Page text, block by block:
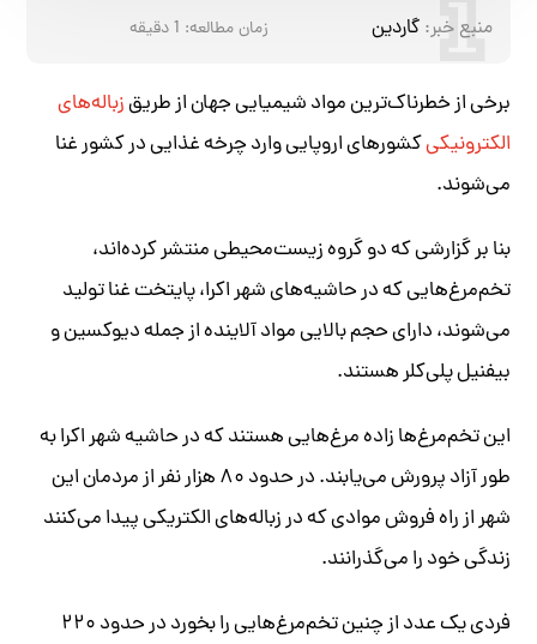
منبع خبر: گاردین زمان مطالعه: 1دقیقه
برخی از خطرناک‌ترین مواد شیمیایی جهان از طریقزباله‌های
الکترونیکیکشورهای اروپایی وارد چرخه غذایی در کشور غنا
می‌شوند.
بنا بر گزارشی که دو گروه زیست‌محیطی منتشر کرده‌اند،
تخم‌مرغ‌هایی که در حاشیه‌های شهر اکرا، پایتخت غنا تولید
می‌شوند، دارای حجم بالایی مواد آلاینده از جمله دیوکسین و
بیفنیل پلی‌کلر هستند.
این تخم‌مرغ‌ها زاده مرغ‌هایی‌ هستند که در حاشیه‌ شهر اکرا به
طور آزاد پرورش می‌یابند. در حدود ۸۰ هزار نفر از مردمان این
شهر از راه فروش موادی که در زباله‌های الکتریکی پیدا می‌کنند
زندگی خود را می‌گذرانند.
فردی یک عدد از چنین تخم‌مرغ‌هایی را بخورد در حدود ۲۲۰